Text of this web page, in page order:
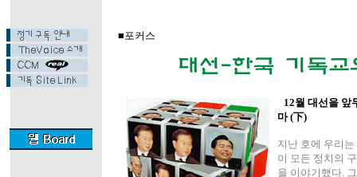
■포커스
12월 대선을 앞
마 (下)
지난 호에 우리
이 모든 정치의
을 이야기했다.